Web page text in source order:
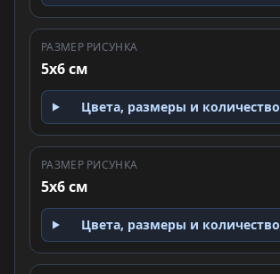
РАЗМЕР РИСУНКА
5x6 см
Цвета, размеры и количество
РАЗМЕР РИСУНКА
5x6 см
Цвета, размеры и количество